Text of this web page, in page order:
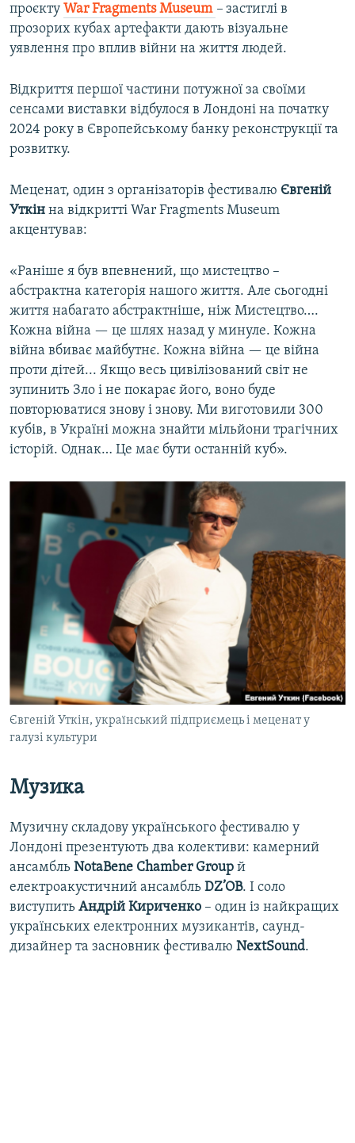
проєкту War Fragments Museum – застиглі в
прозорих кубах артефакти дають візуальне
уявлення про вплив війни на життя людей.
Відкриття першої частини потужної за своїми
сенсами виставки відбулося в Лондоні на початку
2024 року в Європейському банку реконструкції та
розвитку.
Меценат, один з організаторів фестивалю Євгеній
Уткін на відкритті War Fragments Museum
акцентував:
«Раніше я був впевнений, що мистецтво –
абстрактна категорія нашого життя. Але сьогодні
життя набагато абстрактніше, ніж Мистецтво….
Кожна війна — це шлях назад у минуле. Кожна
війна вбиває майбутнє. Кожна війна — це війна
проти дітей... Якщо весь цивілізований світ не
зупинить Зло і не покарає його, воно буде
повторюватися знову і знову. Ми виготовили 300
кубів, в Україні можна знайти мільйони трагічних
історій. Однак… Це має бути останній куб».
Євгеній Уткін, український підприємець і меценат у
галузі культури
Музика
Музичну складову українського фестивалю у
Лондоні презентують два колективи: камерний
ансамбль NotaBene Chamber Group й
електроакустичний ансамбль DZ’OB. І соло
виступить Андрій Кириченко – один із найкращих
українських електронних музикантів, саунд-
дизайнер та засновник фестивалю NextSound.